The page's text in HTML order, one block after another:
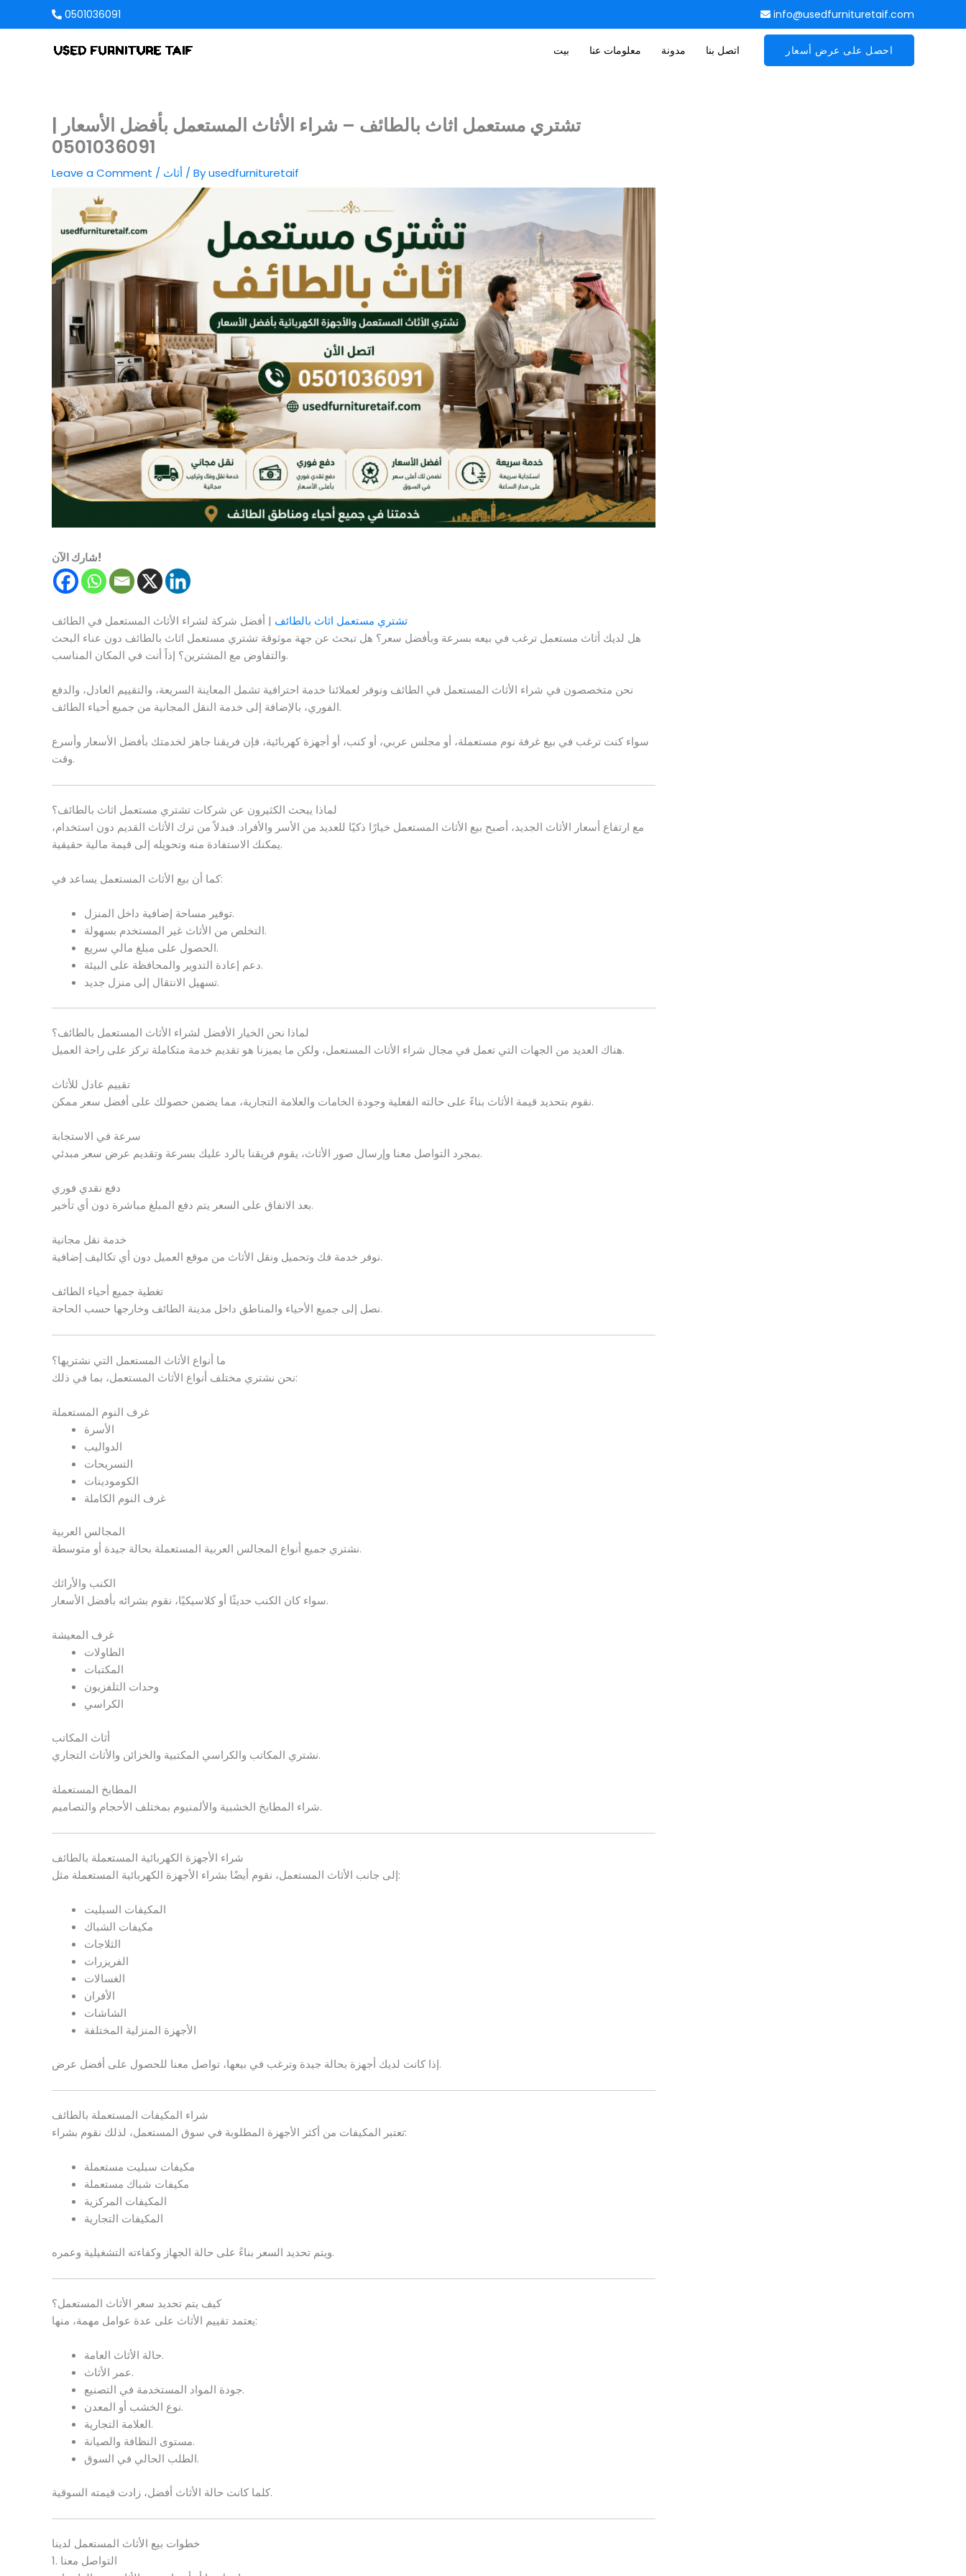
0501036091 info@usedfurnituretaif.com
بيت معلومات عنا مدونة اتصل بنا احصل على عرض أسعار
تشتري مستعمل اثاث بالطائف – شراء الأثاث المستعمل بأفضل الأسعار |
0501036091
Leave a Comment / أثاث / Byusedfurnituretaif
شارك الآن!
تشتري مستعمل اثاث بالطائف | أفضل شركة لشراء الأثاث المستعمل في الطائف
هل لديك أثاث مستعمل ترغب في بيعه بسرعة وبأفضل سعر؟ هل تبحث عن جهة موثوقة تشتري مستعمل اثاث بالطائف دون عناء البحث
والتفاوض مع المشترين؟ إذاً أنت في المكان المناسب.
نحن متخصصون في شراء الأثاث المستعمل في الطائف ونوفر لعملائنا خدمة احترافية تشمل المعاينة السريعة، والتقييم العادل، والدفع
الفوري، بالإضافة إلى خدمة النقل المجانية من جميع أحياء الطائف.
سواء كنت ترغب في بيع غرفة نوم مستعملة، أو مجلس عربي، أو كنب، أو أجهزة كهربائية، فإن فريقنا جاهز لخدمتك بأفضل الأسعار وأسرع
وقت.
لماذا يبحث الكثيرون عن شركات تشتري مستعمل اثاث بالطائف؟
مع ارتفاع أسعار الأثاث الجديد، أصبح بيع الأثاث المستعمل خيارًا ذكيًا للعديد من الأسر والأفراد. فبدلاً من ترك الأثاث القديم دون استخدام،
يمكنك الاستفادة منه وتحويله إلى قيمة مالية حقيقية.
كما أن بيع الأثاث المستعمل يساعد في:
توفير مساحة إضافية داخل المنزل.
التخلص من الأثاث غير المستخدم بسهولة.
الحصول على مبلغ مالي سريع.
دعم إعادة التدوير والمحافظة على البيئة.
تسهيل الانتقال إلى منزل جديد.
لماذا نحن الخيار الأفضل لشراء الأثاث المستعمل بالطائف؟
هناك العديد من الجهات التي تعمل في مجال شراء الأثاث المستعمل، ولكن ما يميزنا هو تقديم خدمة متكاملة تركز على راحة العميل.
تقييم عادل للأثاث
نقوم بتحديد قيمة الأثاث بناءً على حالته الفعلية وجودة الخامات والعلامة التجارية، مما يضمن حصولك على أفضل سعر ممكن.
سرعة في الاستجابة
بمجرد التواصل معنا وإرسال صور الأثاث، يقوم فريقنا بالرد عليك بسرعة وتقديم عرض سعر مبدئي.
دفع نقدي فوري
بعد الاتفاق على السعر يتم دفع المبلغ مباشرة دون أي تأخير.
خدمة نقل مجانية
نوفر خدمة فك وتحميل ونقل الأثاث من موقع العميل دون أي تكاليف إضافية.
تغطية جميع أحياء الطائف
نصل إلى جميع الأحياء والمناطق داخل مدينة الطائف وخارجها حسب الحاجة.
ما أنواع الأثاث المستعمل التي نشتريها؟
نحن نشتري مختلف أنواع الأثاث المستعمل، بما في ذلك:
غرف النوم المستعملة
الأسرة
الدواليب
التسريحات
الكومودينات
غرف النوم الكاملة
المجالس العربية
نشتري جميع أنواع المجالس العربية المستعملة بحالة جيدة أو متوسطة.
الكنب والأرائك
سواء كان الكنب حديثًا أو كلاسيكيًا، نقوم بشرائه بأفضل الأسعار.
غرف المعيشة
الطاولات
المكتبات
وحدات التلفزيون
الكراسي
أثاث المكاتب
نشتري المكاتب والكراسي المكتبية والخزائن والأثاث التجاري.
المطابخ المستعملة
شراء المطابخ الخشبية والألمنيوم بمختلف الأحجام والتصاميم.
شراء الأجهزة الكهربائية المستعملة بالطائف
إلى جانب الأثاث المستعمل، نقوم أيضًا بشراء الأجهزة الكهربائية المستعملة مثل:
المكيفات السبليت
مكيفات الشباك
الثلاجات
الفريزرات
الغسالات
الأفران
الشاشات
الأجهزة المنزلية المختلفة
إذا كانت لديك أجهزة بحالة جيدة وترغب في بيعها، تواصل معنا للحصول على أفضل عرض.
شراء المكيفات المستعملة بالطائف
تعتبر المكيفات من أكثر الأجهزة المطلوبة في سوق المستعمل، لذلك نقوم بشراء:
مكيفات سبليت مستعملة
مكيفات شباك مستعملة
المكيفات المركزية
المكيفات التجارية
ويتم تحديد السعر بناءً على حالة الجهاز وكفاءته التشغيلية وعمره.
كيف يتم تحديد سعر الأثاث المستعمل؟
يعتمد تقييم الأثاث على عدة عوامل مهمة، منها:
حالة الأثاث العامة.
عمر الأثاث.
جودة المواد المستخدمة في التصنيع.
نوع الخشب أو المعدن.
العلامة التجارية.
مستوى النظافة والصيانة.
الطلب الحالي في السوق.
كلما كانت حالة الأثاث أفضل، زادت قيمته السوقية.
خطوات بيع الأثاث المستعمل لدينا
1. التواصل معنا